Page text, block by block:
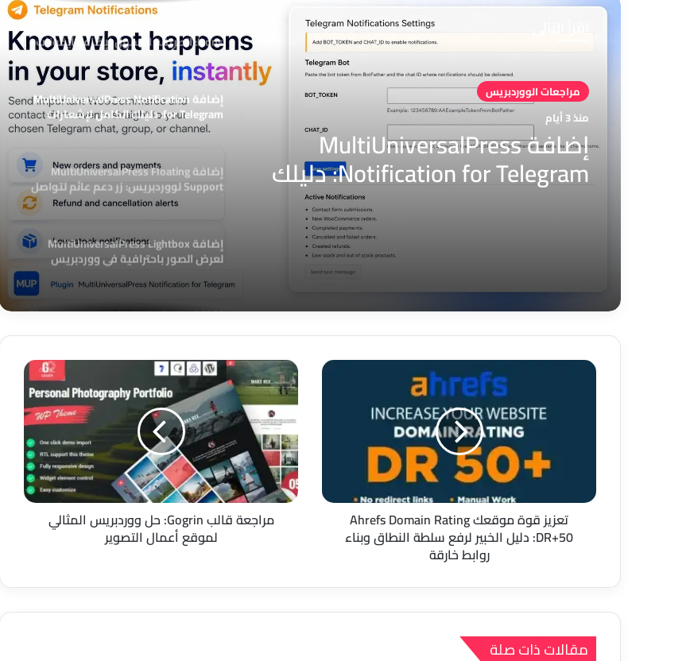
مراجعات الووردبريس
منذ 3 أيام
إضافة MultiUniversalPress
Notification for Telegram: دليلك
الكامل لإشعارات ووردبريس عبر
إضافة MultiUniversalPress Lucide Menu
Icons: الطريقة الأسهل لإضافة أيقونات
القوائم في ووردبريس
إضافة MultiUniversalPress Notification
for Telegram: دليلك الكامل لإشعارات
ووردبريس عبر تليجرام
إضافة MultiUniversalPress Floating
Support لووردبريس: زر دعم عائم لتواصل
أسرع مع العملاء
إضافة MultiUniversalPress Lightbox
لعرض الصور باحترافية في ووردبريس
إضافة Wpdream للعناوين في Elementor:
أداة احترافية لتصميم عناوين جذابة على
إضافة Advance Image Grid and Carousel
لـ Elementor: دليل شامل للمميزات
والاستخدام
إضافة Zion COD SMS Confirmation لـ
WooCommerce: تحقق من طلبات الدفع
عند الاستلام وقلل الخسائر
إضافة CliamatarIA لووردبريس: حوّل
معلومات الطقس إلى تجربة بصرية
تعزيز
الخبير
سلطة
روابط
تعزيز قوة موقعك Ahrefs Domain Rating
DR+50: دليل الخبير لرفع سلطة النطاق وبناء
روابط خارقة
مراجعة
قالب
Gogrin:
حل
ووردبريس
المثالي
لموقع
أعمال
التصوير
مراجعة قالب Gogrin: حل ووردبريس المثالي
لموقع أعمال التصوير
مقالات ذات صلة